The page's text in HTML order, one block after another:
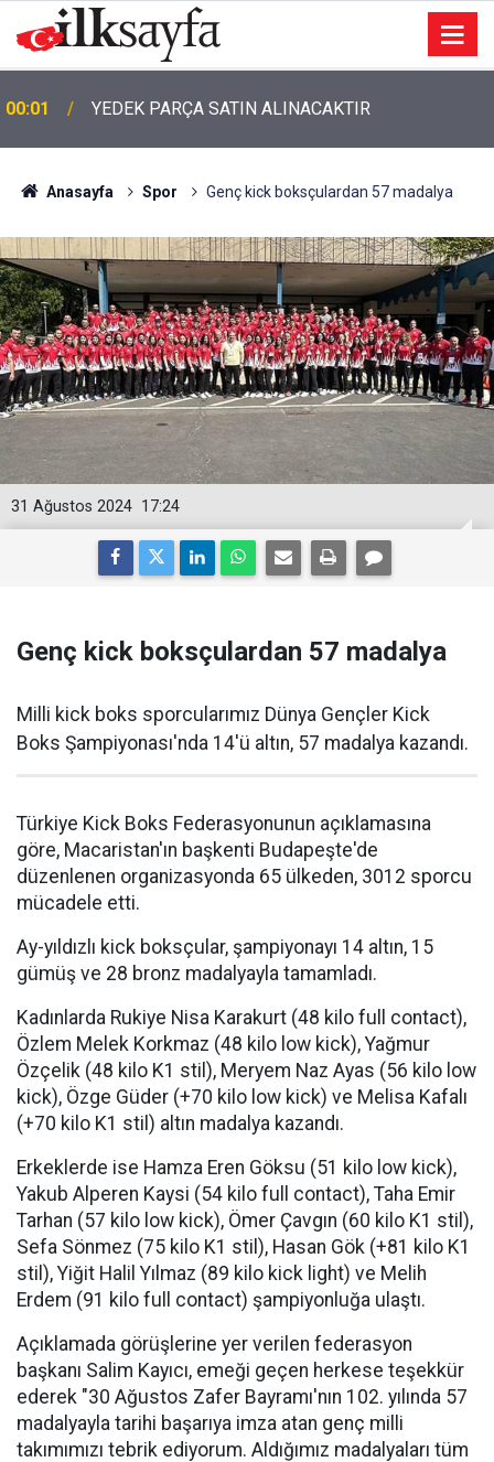
00:01 TEMİZLİK MALZEMESİ SATIN ALINACAKTIR
Anasayfa Spor Genç kick boksçulardan 57 madalya
17:24
31 Ağustos 2024
Genç kick boksçulardan 57 madalya
Milli kick boks sporcularımız Dünya Gençler Kick
Boks Şampiyonası'nda 14'ü altın, 57 madalya kazandı.
Türkiye Kick Boks Federasyonunun açıklamasına
göre, Macaristan'ın başkenti Budapeşte'de
düzenlenen organizasyonda 65 ülkeden, 3012 sporcu
mücadele etti.
Ay-yıldızlı kick boksçular, şampiyonayı 14 altın, 15
gümüş ve 28 bronz madalyayla tamamladı.
Kadınlarda Rukiye Nisa Karakurt (48 kilo full contact),
Özlem Melek Korkmaz (48 kilo low kick), Yağmur
Özçelik (48 kilo K1 stil), Meryem Naz Ayas (56 kilo low
kick), Özge Güder (+70 kilo low kick) ve Melisa Kafalı
(+70 kilo K1 stil) altın madalya kazandı.
Erkeklerde ise Hamza Eren Göksu (51 kilo low kick),
Yakub Alperen Kaysi (54 kilo full contact), Taha Emir
Tarhan (57 kilo low kick), Ömer Çavgın (60 kilo K1 stil),
Sefa Sönmez (75 kilo K1 stil), Hasan Gök (+81 kilo K1
stil), Yiğit Halil Yılmaz (89 kilo kick light) ve Melih
Erdem (91 kilo full contact) şampiyonluğa ulaştı.
Açıklamada görüşlerine yer verilen federasyon
başkanı Salim Kayıcı, emeği geçen herkese teşekkür
ederek "30 Ağustos Zafer Bayramı'nın 102. yılında 57
madalyayla tarihi başarıya imza atan genç milli
takımımızı tebrik ediyorum. Aldığımız madalyaları tüm